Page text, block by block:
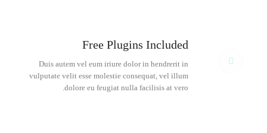
Free Plugins Included
Duis autem vel eum iriure dolor in hendrerit in
vulputate velit esse molestie consequat, vel illum
dolore eu feugiat nulla facilisis at vero.